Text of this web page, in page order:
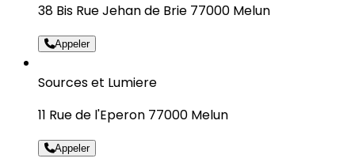
38 Bis Rue Jehan de Brie 77000 Melun
Appeler
Sources et Lumiere
11 Rue de l'Eperon 77000 Melun
Appeler